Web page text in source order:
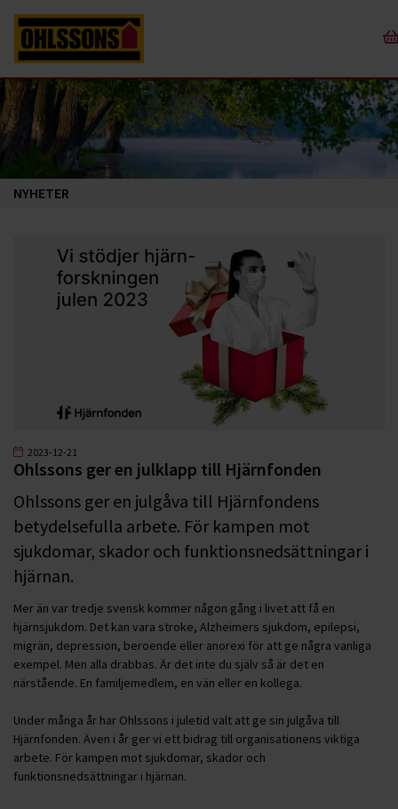
NYHETER
2023-12-21
Ohlssons ger en julklapp till Hjärnfonden
Ohlssons ger en julgåva till Hjärnfondens
betydelsefulla arbete. För kampen mot
sjukdomar, skador och funktionsnedsättningar i
hjärnan.
Mer än var tredje svensk kommer någon gång i livet att få en
hjärnsjukdom. Det kan vara stroke, Alzheimers sjukdom, epilepsi,
migrän, depression, beroende eller anorexi för att ge några vanliga
exempel. Men alla drabbas. Är det inte du själv så är det en
närstående. En familjemedlem, en vän eller en kollega.
Under många år har Ohlssons i juletid valt att ge sin julgåva till
Hjärnfonden. Även i år ger vi ett bidrag till organisationens viktiga
arbete. För kampen mot sjukdomar, skador och
funktionsnedsättningar i hjärnan.